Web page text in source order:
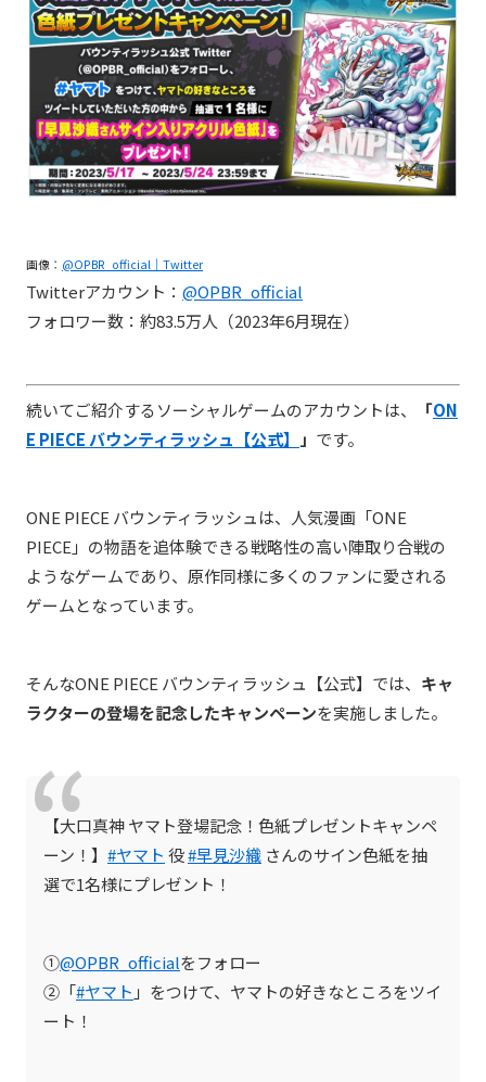
画像： @OPBR_official｜Twitter
Twitterアカウント： @OPBR_official
フォロワー数：約83.5万人（2023年6月現在）
続いてご紹介するソーシャルゲームのアカウントは、 「ON
E PIECE バウンティラッシュ【公式】 」 です。
ONE PIECE バウンティラッシュは、人気漫画「ONE
PIECE」の物語を追体験できる戦略性の高い陣取り合戦の
ようなゲームであり、原作同様に多くのファンに愛される
ゲームとなっています。
そんなONE PIECE バウンティラッシュ【公式】では、 キャ
ラクターの登場を記念したキャンペーンを実施しました。
【大口真神 ヤマト登場記念！色紙プレゼントキャンペ
ーン！】 #ヤマト 役#早見沙織 さんのサイン色紙を抽
選で1名様にプレゼント！
①@OPBR_officialをフォロー
②「#ヤマト 」をつけて、ヤマトの好きなところをツイ
ート！